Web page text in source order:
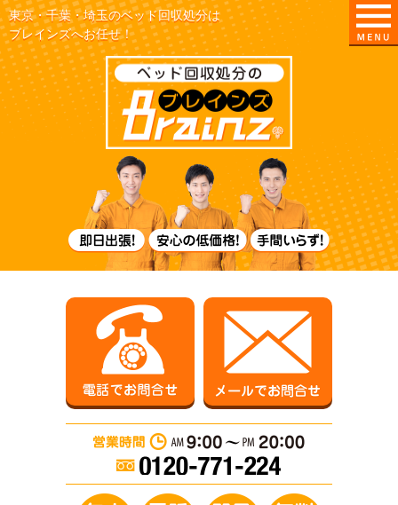
東京・千葉・埼玉のベッド回収処分は
ブレインズへお任せ！
即日出張！
電話でお問合せ